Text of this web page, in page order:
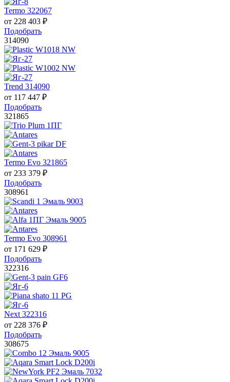
Termo 322067
от 228 403 ₽
Подобрать
314090
Trend 314090
от 117 447 ₽
Подобрать
321865
Termo Evo 321865
от 233 379 ₽
Подобрать
308961
Termo Evo 308961
от 171 629 ₽
Подобрать
322316
Next 322316
от 228 376 ₽
Подобрать
308675